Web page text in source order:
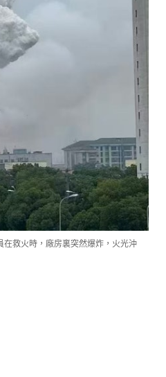
救火時，廠房裏突然爆炸，火光沖